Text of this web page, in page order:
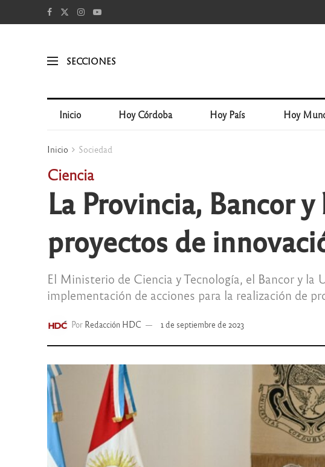
SECCIONES
Inicio Hoy Córdoba Hoy País Hoy
Inicio Sociedad
Ciencia
La Provincia, Bancor
proyectos de
El Ministerio de Ciencia y Tecnología, el Bancor y
implementación de acciones para la realización de
Por Redacción HDC 1 de septiembre de 2023